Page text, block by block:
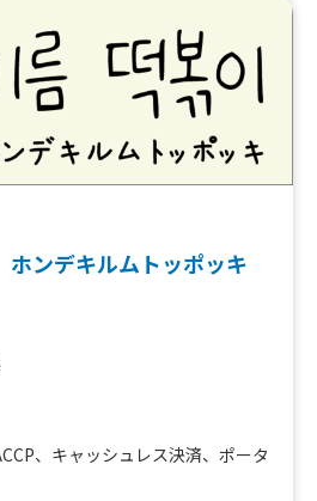
タードミルク、カスタードアップ
ルチョコレート、ホットコーヒ
インナーホットコーヒー、ウイン
厚ミルクのホットカフェラテ、濃
ラテ、ホットチョコレートドリン
トティー、フライドポテト(塩)、
シャルメープルアイスクリームサ
クリームサンデー、濃厚バニラア
リームアイス、キャラメルバニラ
焼肉丼 (イベント限定メ
スのせ)
ンデキルムトッポッキ
、 キャッシュレス決済、 ポータ